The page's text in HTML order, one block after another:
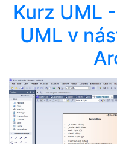
Kurz UML
UML v